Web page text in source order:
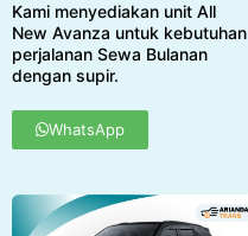
Kami menyediakan unit All
New Avanza untuk kebutuhan
perjalanan Sewa Bulanan
dengan supir.
WhatsApp